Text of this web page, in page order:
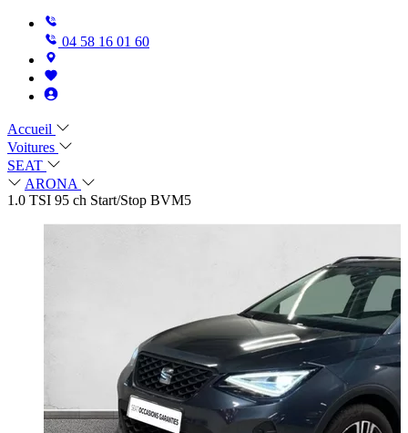
04 58 16 01 60
Accueil
Voitures
SEAT
ARONA
1.0 TSI 95 ch Start/Stop BVM5